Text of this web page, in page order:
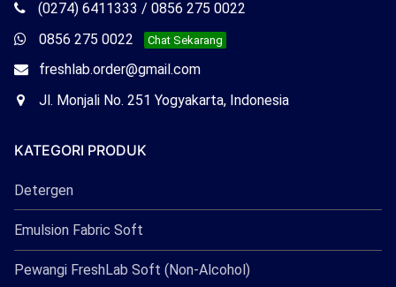
Telepon
Freshlab
(0274) 6411333 / 0856 275 0022
Whatsapp
Freshlab
0856 275 0022 Chat Sekarang
Email
Freshlab
freshlab.order@gmail.com
OfficeJl. Monjali No. 251 Yogyakarta, Indonesia
KATEGORI PRODUK
Detergen
Emulsion Fabric Soft
Pewangi FreshLab Soft (Non-Alcohol)